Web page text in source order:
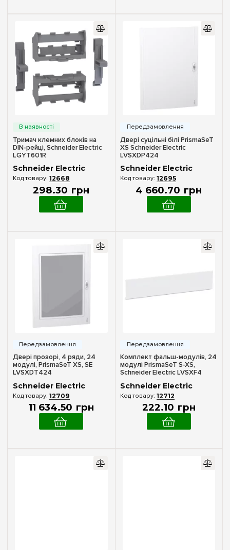
Тримач клемних блоків на
DIN-рейці, Schneider Electric
LGYT601R
Schneider Electric
12668
298.30 грн
Двері суцільні білі PrismaSeT
XS Schneider Electric
LVSXDP424
Schneider Electric
12695
4 660.70 грн
Двері прозорі, 4 ряди, 24
модулі, PrismaSeT XS, SE
LVSXDT424
Schneider Electric
12709
11 634.50 грн
Комплект фальш-модулів, 24
модулі PrismaSeT S-XS,
Schneider Electric LVSXF4
Schneider Electric
12712
222.10 грн